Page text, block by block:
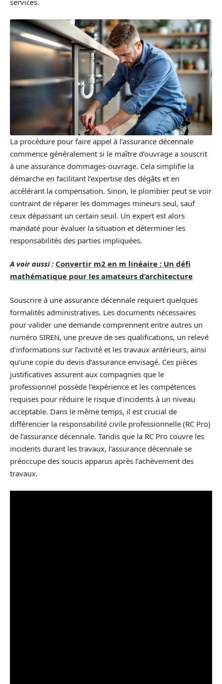
La procédure pour faire appel à l’assurance décennale
commence généralement si le maître d’ouvrage a souscrit
à une assurance dommages-ouvrage. Cela simplifie la
démarche en facilitant l’expertise des dégâts et en
accélérant la compensation. Sinon, le plombier peut se voir
contraint de réparer les dommages mineurs seul, sauf
ceux dépassant un certain seuil. Un expert est alors
mandaté pour évaluer la situation et déterminer les
responsabilités des parties impliquées.
A voir aussi : Convertir m2 en m linéaire : Un défi
mathématique pour les amateurs d’architecture
Souscrire à une assurance décennale requiert quelques
formalités administratives. Les documents nécessaires
pour valider une demande comprennent entre autres un
numéro SIREN, une preuve de ses qualifications, un relevé
d’informations sur l’activité et les travaux antérieurs, ainsi
qu’une copie du devis d’assurance envisagé. Ces pièces
justificatives assurent aux compagnies que le
professionnel possède l’expérience et les compétences
requises pour réduire le risque d’incidents à un niveau
acceptable. Dans le même temps, il est crucial de
différencier la responsabilité civile professionnelle (RC Pro)
de l’assurance décennale. Tandis que la RC Pro couvre les
incidents durant les travaux, l’assurance décennale se
préoccupe des soucis apparus après l’achèvement des
travaux.